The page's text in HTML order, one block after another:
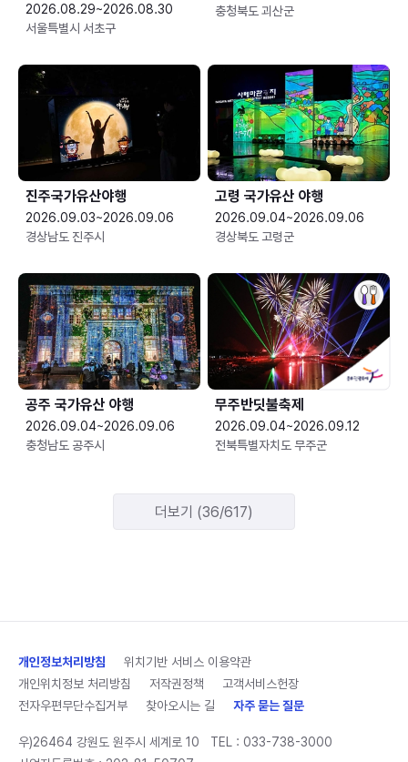
2026.08.29~2026.08.30
서울특별시 서초구
충청북도 괴산군
진주국가유산야행
2026.09.03~2026.09.06
경상남도 진주시
고령 국가유산 야행
2026.09.04~2026.09.06
경상북도 고령군
공주 국가유산 야행
2026.09.04~2026.09.06
충청남도 공주시
무주반딧불축제
2026.09.04~2026.09.12
전북특별자치도 무주군
더보기 (36/617)
개인정보처리방침
위치기반 서비스 이용약관
개인위치정보 처리방침
저작권정책
고객서비스헌장
전자우편무단수집거부
찾아오시는 길 자주 묻는 질문
우)26464 강원도 원주시 세계로 10 TEL : 033-738-3000